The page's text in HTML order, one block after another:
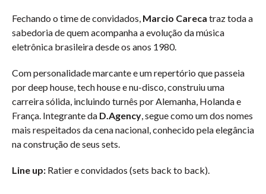
Fechando o time de convidados, Marcio Careca traz toda a
sabedoria de quem acompanha a evolução da música
eletrônica brasileira desde os anos 1980.
Com personalidade marcante e um repertório que passeia
por deep house, tech house e nu-disco, construiu uma
carreira sólida, incluindo turnês por Alemanha, Holanda e
França. Integrante da D.Agency, segue como um dos nomes
mais respeitados da cena nacional, conhecido pela elegância
na construção de seus sets.
Line up: Ratier e convidados (sets back to back).